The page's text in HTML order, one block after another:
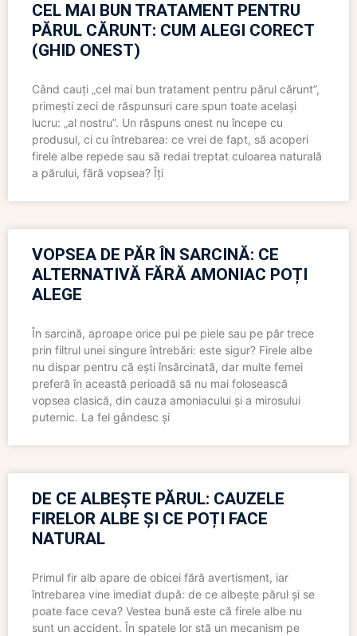
CEL MAI BUN TRATAMENT PENTRU
PĂRUL CĂRUNT: CUM ALEGI CORECT
(GHID ONEST)
Când cauți „cel mai bun tratament pentru părul cărunt”,
primești zeci de răspunsuri care spun toate același
lucru: „al nostru”. Un răspuns onest nu începe cu
produsul, ci cu întrebarea: ce vrei de fapt, să acoperi
firele albe repede sau să redai treptat culoarea naturală
a părului, fără vopsea? Îți
VOPSEA DE PĂR ÎN SARCINĂ: CE
ALTERNATIVĂ FĂRĂ AMONIAC POȚI
ALEGE
În sarcină, aproape orice pui pe piele sau pe păr trece
prin filtrul unei singure întrebări: este sigur? Firele albe
nu dispar pentru că ești însărcinată, dar multe femei
preferă în această perioadă să nu mai folosească
vopsea clasică, din cauza amoniacului și a mirosului
puternic. La fel gândesc și
DE CE ALBEȘTE PĂRUL: CAUZELE
FIRELOR ALBE ȘI CE POȚI FACE
NATURAL
Primul fir alb apare de obicei fără avertisment, iar
întrebarea vine imediat după: de ce albește părul și se
poate face ceva? Vestea bună este că firele albe nu
sunt un accident. În spatele lor stă un mecanism pe